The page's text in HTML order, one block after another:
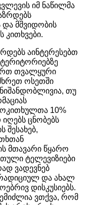
იმ ნაწილმა
და მშვიდობის
კითხვები.
აინტერესებთ
თვალყური
ოსეთში
თუ
10%
ცნობებს
შესახებ,
მთავარი წყარო
ტელევიზიები
ვადევნებ
და ახალ
დისკუსიებს.
ვთქვა, რომ